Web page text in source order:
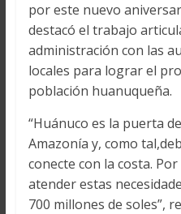
por este nuevo
destacó el trabajo
administración con las
locales para lograr el
población huanuqueña.
“Huánuco es la puerta
Amazonía y, como
conecte con la costa.
atender estas
700 millones de soles”,